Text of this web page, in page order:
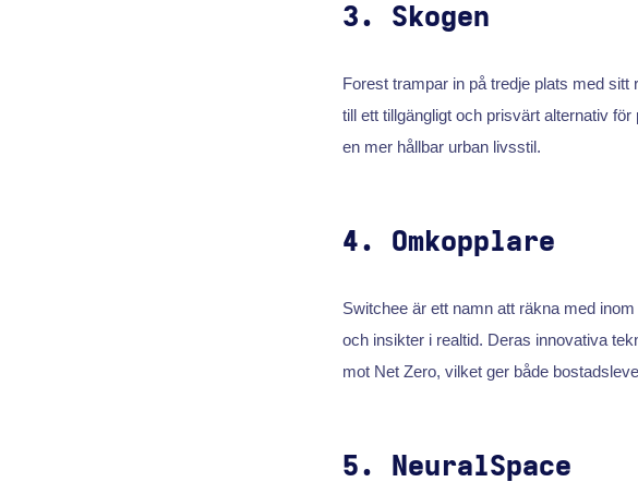
3. Skogen
Forest trampar in på tredje plats med
till ett tillgängligt och prisvärt alternativ
en mer hållbar urban livsstil.
4. Omkopplare
Switchee är ett namn att räkna med
och insikter i realtid. Deras innovativa
mot Net Zero, vilket ger både
5. NeuralSpace